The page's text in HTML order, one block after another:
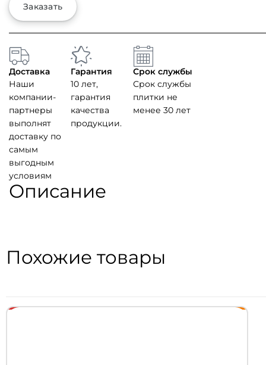
Заказать
Доставка
Наши
компании-
партнеры
выполнят
доставку по
самым
выгодным
условиям
Гарантия
10 лет,
гарантия
качества
продукции.
Срок службы
Срок службы
плитки не
менее 30 лет
Описание
Похожие товары